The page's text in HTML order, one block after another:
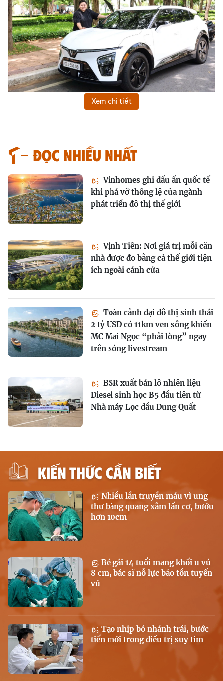
Xem chi tiết
Đọc nhiều nhất
Vinhomes ghi dấu ấn quốc tế
khi phá vỡ thông lệ của ngành
phát triển đô thị thế giới
Vịnh Tiên: Nơi giá trị mỗi căn
nhà được đo bằng cả thế giới tiện
ích ngoài cánh cửa
Toàn cảnh đại đô thị sinh thái
2 tỷ USD có 11km ven sông khiến
MC Mai Ngọc “phải lòng” ngay
trên sóng livestream
BSR xuất bán lô nhiên liệu
Diesel sinh học B5 đầu tiên từ
Nhà máy Lọc dầu Dung Quất
KIẾN THỨC CẦN BIẾT
Nhiều lần truyền máu vì ung
thư bàng quang xâm lấn cơ, bướu
hơn 10cm
Bé gái 14 tuổi mang khối u vú
8 cm, bác sĩ nỗ lực bảo tồn tuyến
vú
Tạo nhịp bó nhánh trái, bước
tiến mới trong điều trị suy tim